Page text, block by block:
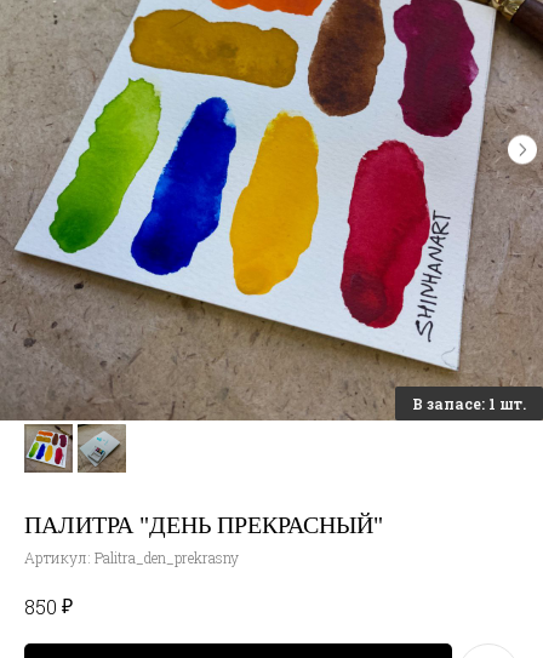
ПАЛИТРА "ДЕНЬ ПРЕКРАСНЫЙ"
Артикул: Palitra_den_prekrasny
850 ₽